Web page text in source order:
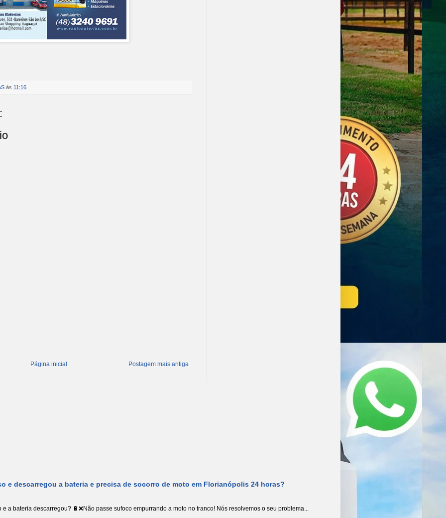
às 11:16
Postagem mais antiga
Página inicial
e descarregou a bateria e precisa de socorro de moto em Florianópolis 24 horas?
a bateria descarregou? 🔋❌Não passe sufoco empurrando a moto no tranco! Nós resolvemos o seu problema...